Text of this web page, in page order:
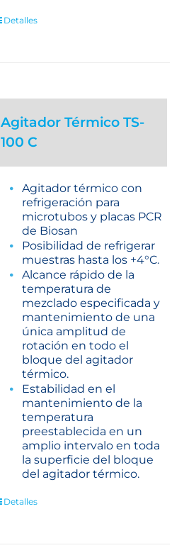
Detalles
Agitador Térmico TS-
100 C
Agitador térmico con
refrigeración para
microtubos y placas PCR
de Biosan
Posibilidad de refrigerar
muestras hasta los +4°C.
Alcance rápido de la
temperatura de
mezclado especificada y
mantenimiento de una
única amplitud de
rotación en todo el
bloque del agitador
térmico.
Estabilidad en el
mantenimiento de la
temperatura
preestablecida en un
amplio intervalo en toda
la superficie del bloque
del agitador térmico.
Detalles